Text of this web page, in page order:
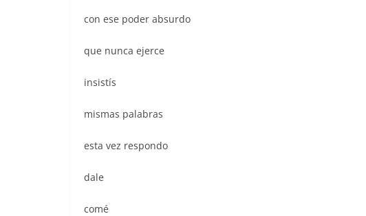
con ese poder absurdo
que nunca ejerce
insistís
mismas palabras
esta vez respondo
dale
comé